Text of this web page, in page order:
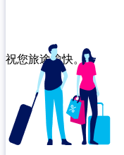
祝您旅途愉快。